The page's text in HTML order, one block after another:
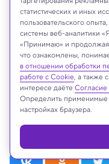
На сайте могут
интернет-
владельцем
Platforms Inc.,
Российской
статистических и иных
пользовательского
системы веб-аналитики
«Принимаю» и продолжая
что ознакомлены,
в отношении обработки
работе с Cookie, а также
интересе даёте Согласие
Определить применимые
настройках браузера.